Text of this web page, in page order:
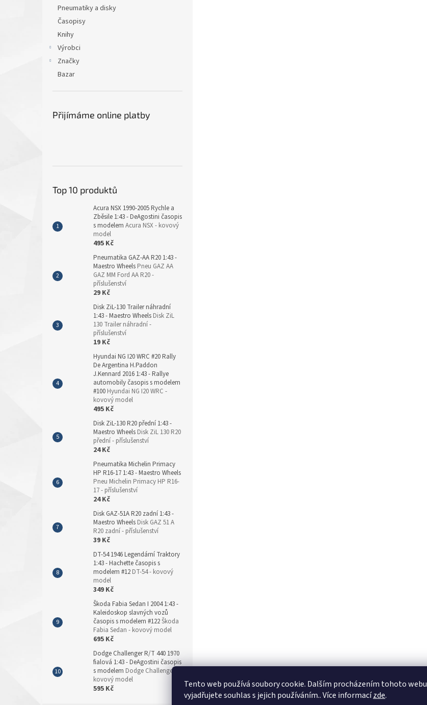
Tento web používá soubory cookie. Dalším procházením tohoto webu
vyjadřujete souhlas s jejich používáním.. Více informacízde.
Pneumatiky a disky
Časopisy
Knihy
Výrobci
Značky
Bazar
Přijímáme online platby
Top 10 produktů
Acura NSX 1990-2005 Rychle a
Zběsile 1:43 - DeAgostini časopis
s modelem Acura NSX - kovový
model
495 Kč
Pneumatika GAZ-AA R20 1:43 -
Maestro Wheels Pneu GAZ AA
GAZ MM Ford AA R20 -
příslušenství
29 Kč
Disk ZiL-130 Trailer náhradní
1:43 - Maestro Wheels Disk ZiL
130 Trailer náhradní -
příslušenství
19 Kč
Hyundai NG I20 WRC #20 Rally
De Argentina H.Paddon
J.Kennard 2016 1:43 - Rallye
automobily časopis s modelem
#100 Hyundai NG I20 WRC -
kovový model
495 Kč
Disk ZiL-130 R20 přední 1:43 -
Maestro Wheels Disk ZiL 130 R20
přední - příslušenství
24 Kč
Pneumatika Michelin Primacy
HP R16-17 1:43 - Maestro Wheels
Pneu Michelin Primacy HP R16-
17 - příslušenství
24 Kč
Disk GAZ-51A R20 zadní 1:43 -
Maestro Wheels Disk GAZ 51 A
R20 zadní - příslušenství
39 Kč
DT-54 1946 Legendární Traktory
1:43 - Hachette časopis s
modelem #12 DT-54 - kovový
model
349 Kč
Škoda Fabia Sedan I 2004 1:43 -
Kaleidoskop slavných vozů
časopis s modelem #122Škoda
Fabia Sedan - kovový model
695 Kč
Dodge Challenger R/T 440 1970
fialová 1:43 - DeAgostini časopis
s modelem Dodge Challenger -
kovový model
595 Kč